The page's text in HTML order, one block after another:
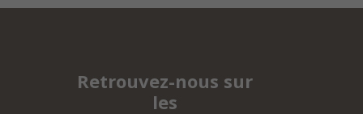
Retrouvez-nous sur
les